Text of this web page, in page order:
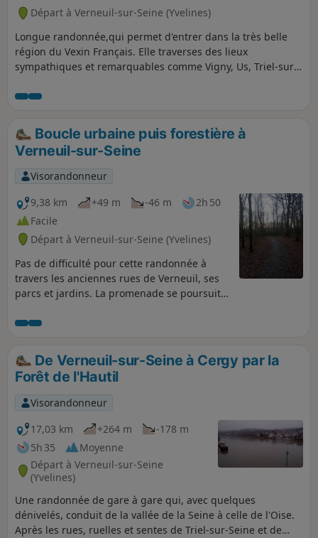
Départ à Verneuil-sur-Seine (Yvelines)
Longue randonnée,qui permet d'entrer dans la très belle
région du Vexin Français. Elle traverses des lieux
sympathiques et remarquables comme Vigny, Us, Triel-sur-
châteaux, tous aussi remarquables les uns que les autres,
L'essentiel de la randonnée se fait en plaine avec de larges
panoramas. Seul les 10 premiers kilomètres alternent entre
les habitations et la forêt.
Boucle urbaine puis forestière à
Verneuil-sur-Seine
Visorandonneur
9,38 km
+49 m -46 m
2h 50
Facile
Départ à Verneuil-sur-Seine (Yvelines)
Pas de difficulté pour cette randonnée à
travers les anciennes rues de Verneuil, ses
parcs et jardins. La promenade se poursuit
sentiers variés. Fin de parcours urbain, bons
etc. Enfin, sente en pente douce pour
rejoindre la gare.
De Verneuil-sur-Seine à Cergy par la
Forêt de l'Hautil
Visorandonneur
17,03 km
+264 m
-178 m
5h 35
Moyenne
Départ à Verneuil-sur-Seine
(Yvelines)
Une randonnée de gare à gare qui, avec quelques
dénivelés, conduit de la vallée de la Seine à celle de l'Oise.
Après les rues, ruelles et sentes de Triel-sur-Seine et de